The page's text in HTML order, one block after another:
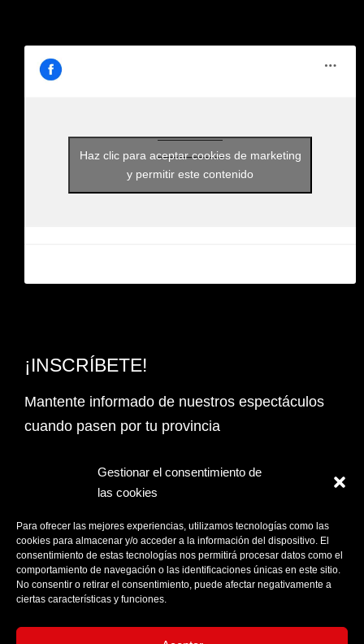
Gestionar el consentimiento de
las cookies
Para ofrecer las mejores experiencias, utilizamos tecnologías como las
cookies para almacenar y/o acceder a la información del dispositivo. El
consentimiento de estas tecnologías nos permitirá procesar datos como el
comportamiento de navegación o las identificaciones únicas en este sitio.
No consentir o retirar el consentimiento, puede afectar negativamente a
ciertas características y funciones.
Haz clic para aceptar cookies de marketing
y permitir este contenido
¡INSCRÍBETE!
Mantente informado de nuestros espectáculos
cuando pasen por tu provincia
Email Address*
PROVINCIA
Acepto laPolítica de privacidad